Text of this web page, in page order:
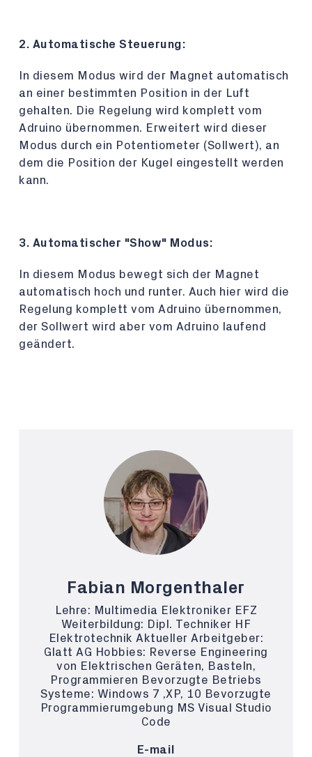
2. Automatische Steuerung:
In diesem Modus wird der Magnet automatisch
an einer bestimmten Position in der Luft
gehalten. Die Regelung wird komplett vom
Adruino übernommen. Erweitert wird dieser
Modus durch ein Potentiometer (Sollwert), an
dem die Position der Kugel eingestellt werden
kann.
3. Automatischer "Show" Modus:
In diesem Modus bewegt sich der Magnet
automatisch hoch und runter. Auch hier wird die
Regelung komplett vom Adruino übernommen,
der Sollwert wird aber vom Adruino laufend
geändert.
Fabian Morgenthaler
Lehre: Multimedia Elektroniker EFZ
Weiterbildung: Dipl. Techniker HF
Elektrotechnik Aktueller Arbeitgeber:
Glatt AG Hobbies: Reverse Engineering
von Elektrischen Geräten, Basteln,
Programmieren Bevorzugte Betriebs
Systeme: Windows 7 ,XP, 10 Bevorzugte
Programmierumgebung MS Visual Studio
Code
E-mail